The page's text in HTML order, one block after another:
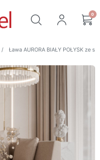
0
Ława AURORA BIAŁY POŁYSK ze